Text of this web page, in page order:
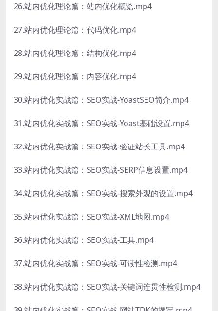
26.站内优化理论篇：站内优化概览.mp4
27.站内优化理论篇：代码优化.mp4
28.站内优化理论篇：结构优化.mp4
29.站内优化理论篇：内容优化.mp4
30.站内优化实战篇：SEO实战-YoastSEO简介.mp4
31.站内优化实战篇：SEO实战-Yoast基础设置.mp4
32.站内优化实战篇：SEO实战-验证站长工具.mp4
33.站内优化实战篇：SEO实战-SERP信息设置.mp4
34.站内优化实战篇：SEO实战-搜索外观的设置.mp4
35.站内优化实战篇：SEO实战-XML地图.mp4
36.站内优化实战篇：SEO实战-工具.mp4
37.站内优化实战篇：SEO实战-可读性检测.mp4
38.站内优化实战篇：SEO实战-关键词连贯性检测.mp4